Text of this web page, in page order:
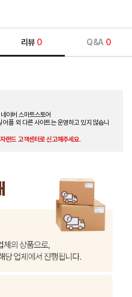
리뷰 0 Q&A 0
이버 스마트스토어
플 외 다른 사이트는 운영하고 있지 않습니
랜드 고객센터로 신고해주세요.